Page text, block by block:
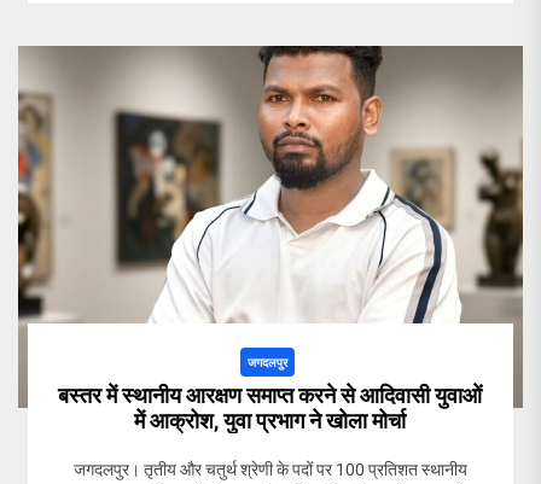
जगदलपुर
बस्तर में स्थानीय आरक्षण समाप्त करने से आदिवासी युवाओं
में आक्रोश, युवा प्रभाग ने खोला मोर्चा
जगदलपुर। तृतीय और चतुर्थ श्रेणी के पदों पर 100 प्रतिशत स्थानीय